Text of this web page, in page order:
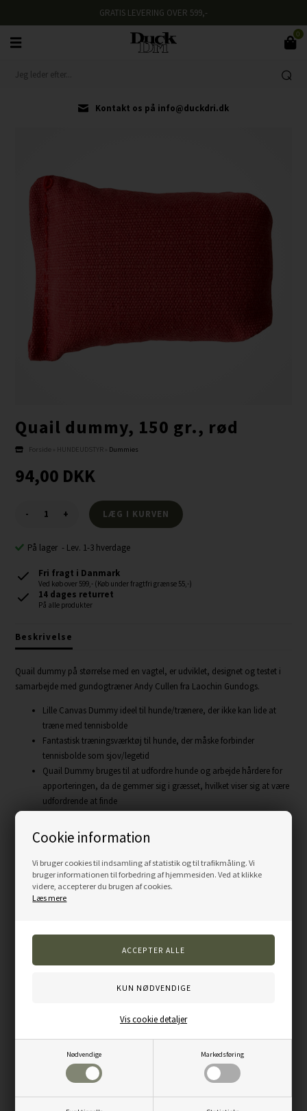
GRATIS LEVERING OVER 599,-
Cookie information
Vi bruger cookies til indsamling af statistik og til trafikmåling. Vi
bruger informationen til forbedring af hjemmesiden. Ved at klikke
videre, accepterer du brugen af cookies.
Læs mere
Nødvendige Markedsføring
Vis cookie detaljer
0
Kontakt os på info@duckdri.dk
Quail dummy, 150 gr., rød
Forside HUNDEUDSTYR Dummies
94,00 DKK
- +
På lager - Lev. 1-3 hverdage
Fri fragt i Danmark
Ved køb over 599,- (Køb under fragtfri grænse 55,-)
14 dages returret
På alle produkter
Beskrivelse
Quail dummy på størrelse med en vagtel, er udviklet, designet og testet i
samarbejde med gundogtræner Andy Cullen fra Laochin Gundogs.
Lille Canvas Dummy ideel til hunde/trænere, der ikke kan lide at
træne med tennisbolde
Fantastisk træningsværktøj til hunde, der måske forbinder
tennisbolde som sjov/legetid
Quail Dummy bruges til at udfordre hunde og arbejde hårdere for
apporteringen, da de gemmer sig i græsset, hvilket viser sig at være
udfordrende at finde
Størrelse
Bredde: Ca. 6 cm
Vægt: Ca. 150 g
Andre kunder købte også...
Nyhed